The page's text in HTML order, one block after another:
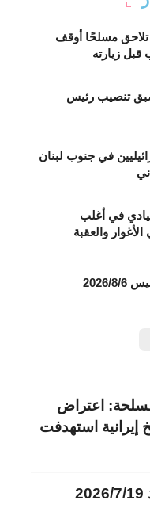
تلاحق مسلحًا أوقف
زيارته
تنصيب رئيس
في جنوب لبنان
في أغلب
والعقبة
8/6
اعتراض
إيرانية استهدفت